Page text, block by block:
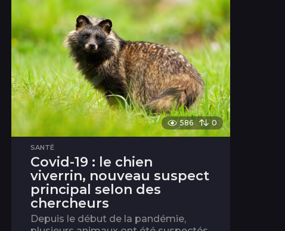
586 0
SANTÉ
Covid-19 : le chien
viverrin, nouveau suspect
principal selon des
chercheurs
Depuis le début de la pandémie,